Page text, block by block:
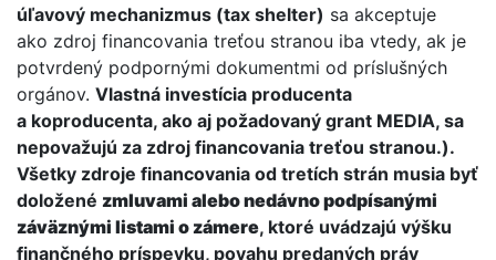
úľavový mechanizmus (tax shelter) sa akceptuje
ako zdroj financovania treťou stranou iba vtedy, ak je
potvrdený podpornými dokumentmi od príslušných
orgánov. Vlastná investícia producenta
a koproducenta, ako aj požadovaný grant MEDIA, sa
nepovažujú za zdroj financovania treťou stranou.).
Všetky zdroje financovania od tretích strán musia byť
doložené zmluvami alebo nedávno podpísanými
záväznými listami o zámere, ktoré uvádzajú výšku
finančného príspevku, povahu predaných práv